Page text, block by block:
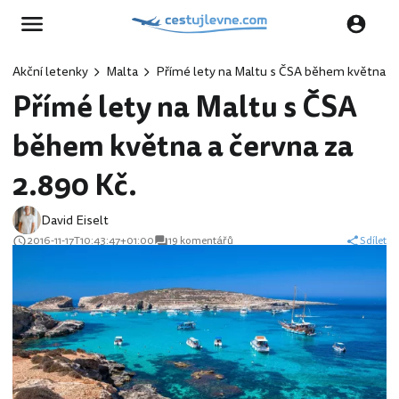
Akční letenky Malta Přímé lety na Maltu s ČSA během května a
Přímé lety na Maltu s ČSA
během května a června za
2.890 Kč.
David Eiselt
2016-11-17T10:43:47+01:00 19 komentářů Sdílet